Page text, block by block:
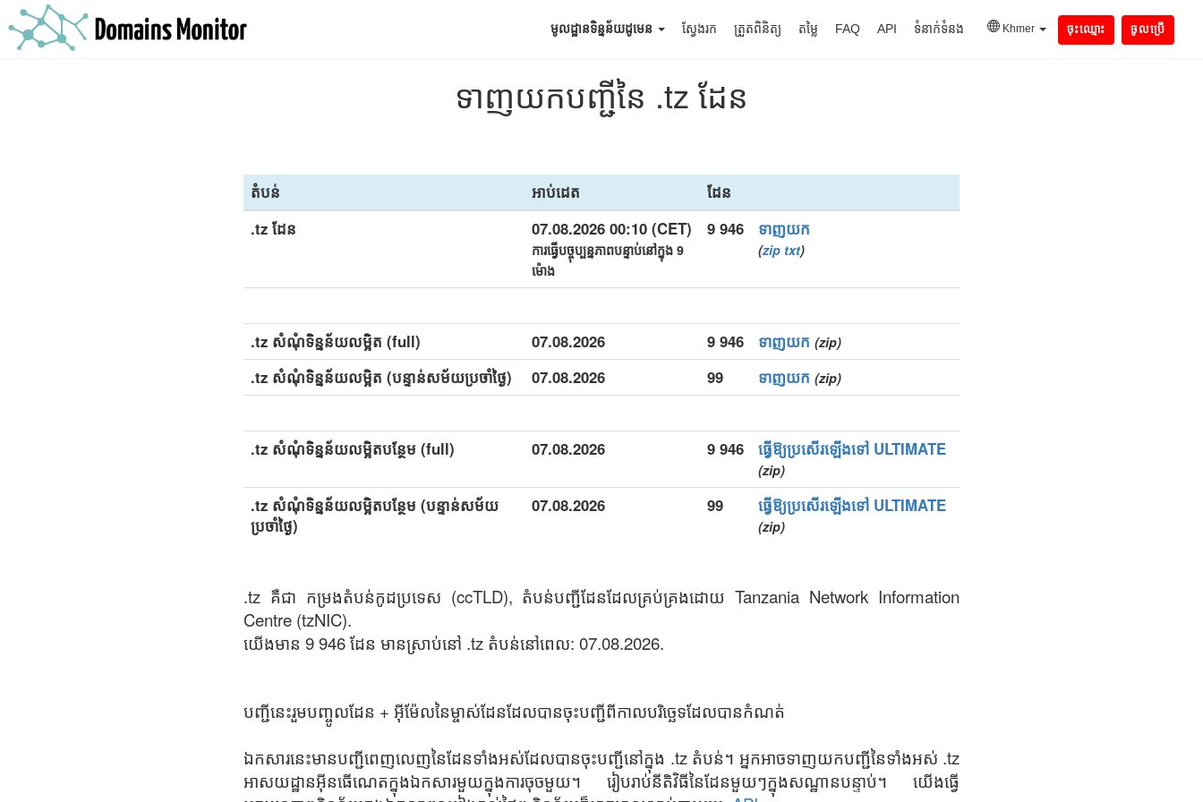
មូលដ្ឋានទិន្នន័យដូមេន ស្វែងរក ត្រួតពិនិត្យ តម្លៃ FAQ API ទំនាក់ទំនង Khmer ចុះឈ្មោះ ចូលប្រើ
ទាញយកបញ្ជីនៃ .tz ដែន
តំបន់ អាប់ដេត
ដែន
.tz ដែន
07.08.2026 00:10 (CET)
ការធ្វើបច្ចុប្បន្នភាពបន្ទាប់នៅក្នុង 9
ម៉ោង
9 946 ទាញយក
(zip txt)
.tz សំណុំទិន្នន័យលម្អិត (full) 07.08.2026 9 946 ទាញយក (zip)
.tz សំណុំទិន្នន័យលម្អិត (បន្ទាន់សម័យប្រចាំថ្ងៃ) 07.08.2026 99 ទាញយក (zip)
.tz សំណុំទិន្នន័យលម្អិតបន្ថែម (full) 07.08.2026 9 946 ធ្វើឱ្យប្រសើរឡើងទៅ ULTIMATE
(zip)
.tz សំណុំទិន្នន័យលម្អិតបន្ថែម (បន្ទាន់សម័យ
ប្រចាំថ្ងៃ)
07.08.2026 99 ធ្វើឱ្យប្រសើរឡើងទៅ ULTIMATE
(zip)
.tz គឺជា កម្រងតំបន់កូដប្រទេស (ccTLD), តំបន់បញ្ជីដែនដែលគ្រប់គ្រងដោយ Tanzania Network Information
Centre (tzNIC).
យើងមាន 9 946 ដែន មានស្រាប់នៅ .tz តំបន់នៅពេល: 07.08.2026.
បញ្ជីនេះរួមបញ្ចូលដែន + អ៊ីម៉ែលនៃម្ចាស់ដែនដែលបានចុះបញ្ជីពីកាលបរិច្ឆេទដែលបានកំណត់
ឯកសារនេះមានបញ្ជីពេញលេញនៃដែនទាំងអស់ដែលបានចុះបញ្ជីនៅក្នុង .tz តំបន់។ អ្នកអាចទាញយកបញ្ជីនៃទាំងអស់ .tz
អាសយដ្ឋានអ៊ីនធើណេតក្នុងឯកសារមួយក្នុងការចុចមួយ។ រៀបរាប់នីតិវិធីនៃដែនមួយៗក្នុងសណ្ឋានបន្ទាប់។ យើងធ្វើ